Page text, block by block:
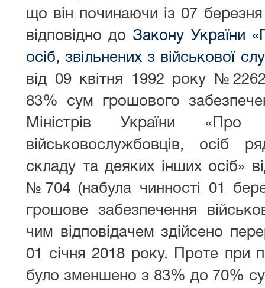
що він починаючи із 07
відповідно до Закону України
осіб, звільнених з військової
від 09 квітня 1992 року
83% сум грошового
Міністрів України «Про
військовослужбовців, осіб
складу та деяких інших осіб»
№704 (набула чинності 01
грошове забезпечення
чим відповідачем здійсено
01 січня 2018 року. Проте при
було зменшено з 83% до 70%